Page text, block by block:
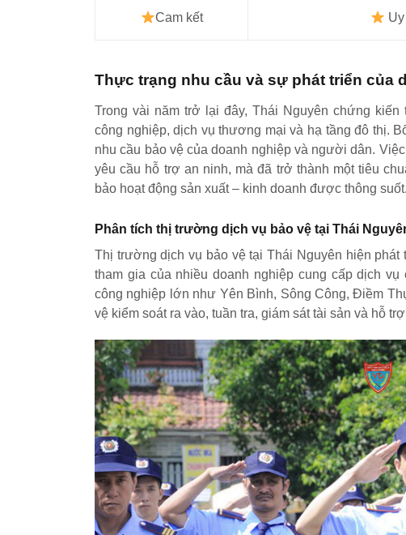
Cam kết
Thực trạng nhu cầu và sự phát triển của
Trong vài năm trở lại đây, Thái Nguyên chứng
công nghiệp, dịch vụ thương mại và hạ tầng đô thị.
nhu cầu bảo vệ của doanh nghiệp và người dân.
yêu cầu hỗ trợ an ninh, mà đã trở thành một tiêu
bảo hoạt động sản xuất – kinh doanh được thông suốt.
Phân tích thị trường dịch vụ bảo vệ tại Thái
Thị trường dịch vụ bảo vệ tại Thái Nguyên hiện
tham gia của nhiều doanh nghiệp cung cấp dịch
công nghiệp lớn như Yên Bình, Sông Công, Điềm
vệ kiểm soát ra vào, tuần tra, giám sát tài sản và hỗ